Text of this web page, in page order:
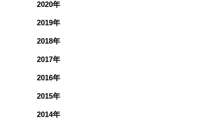
2020年
2019年
2018年
2017年
2016年
2015年
2014年